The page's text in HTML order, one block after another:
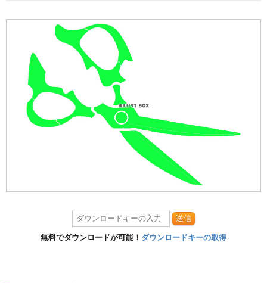
送信
無料でダウンロードが可能！ ダウンロードキーの取得